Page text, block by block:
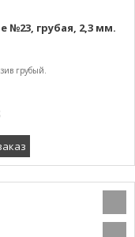
№23, грубая, 2,3 мм.
грубый.